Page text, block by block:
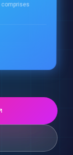
comprises